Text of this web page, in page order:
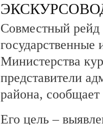
Совместный рейд
государственные
Министерства
представители
района,
Его цель –